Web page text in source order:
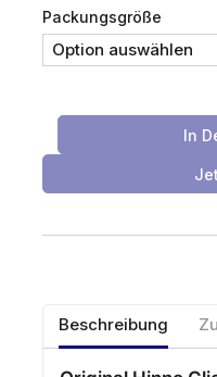
Packungsgröße
In
Beschreibung